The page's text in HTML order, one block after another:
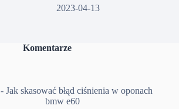
2023-04-13
Komentarze
-Jak skasować błąd ciśnienia w oponach
bmw e60